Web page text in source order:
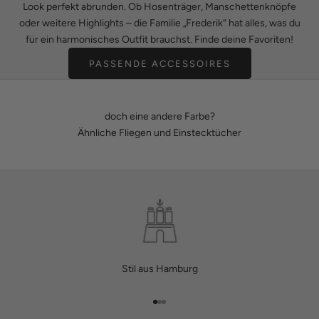
Look perfekt abrunden. Ob Hosenträger, Manschettenknöpfe
oder weitere Highlights – die Familie „Frederik“ hat alles, was du
für ein harmonisches Outfit brauchst. Finde deine Favoriten!
PASSENDE ACCESSOIRES
doch eine andere Farbe?
Ähnliche Fliegen und Einstecktücher
Stil aus Hamburg
Gehe zu Element 1
Gehe zu Element 2
Gehe zu Element 3